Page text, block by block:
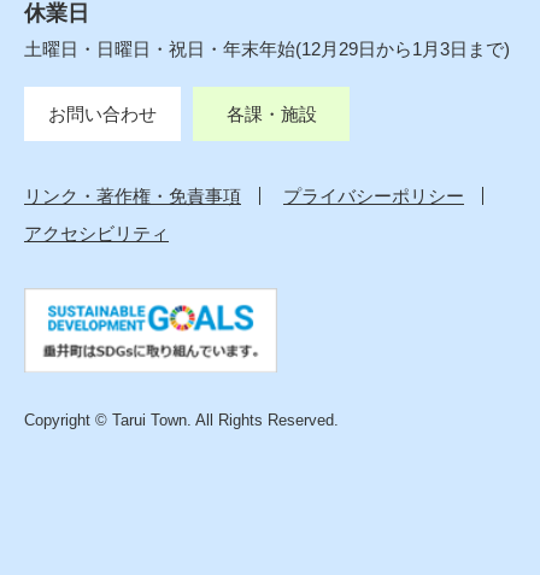
休業日
土曜日・日曜日・祝日・年末年始(12月29日から1月3日まで)
お問い合わせ 各課・施設
リンク・著作権・免責事項
プライバシーポリシー
アクセシビリティ
Copyright © Tarui Town. All Rights Reserved.